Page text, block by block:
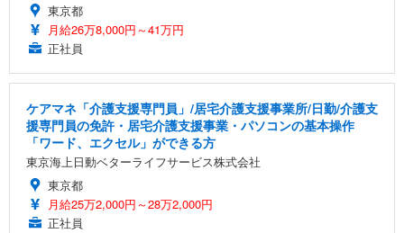
東京都
月給26万8,000円～41万円
正社員
ケアマネ「介護支援専門員」/居宅介護支援事業所/日勤/介護支
援専門員の免許・居宅介護支援事業・パソコンの基本操作
「ワード、エクセル」ができる方
東京海上日動ベターライフサービス株式会社
東京都
月給25万2,000円～28万2,000円
正社員